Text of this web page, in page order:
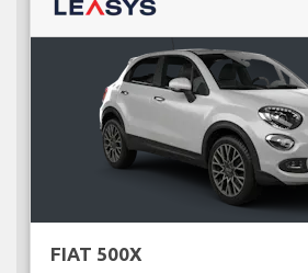
FIAT 500X